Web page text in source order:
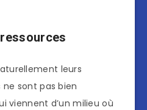
leurs
ne sont pas bien
viennent d’un milieu où